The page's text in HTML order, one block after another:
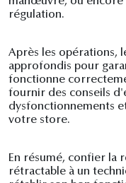
régulation.
Après les opérations,
approfondis pour
fonctionne
fournir des conseils
dysfonctionnements
votre store.
En résumé, confier la
rétractable à un